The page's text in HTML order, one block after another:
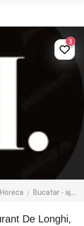
Horeca Bucatar - ajutor bucatar
3